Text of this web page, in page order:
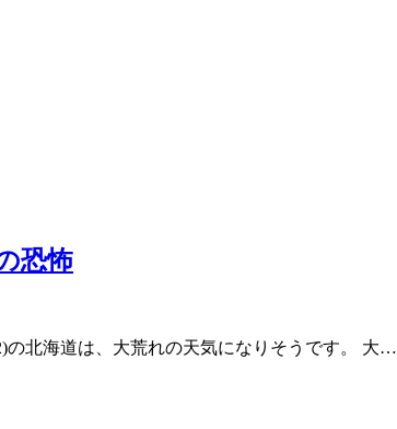
恐怖
の北海道は、大荒れの天気になりそうです。 大…